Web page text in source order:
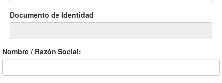
Documento de Identidad
Nombre / Razón Social: